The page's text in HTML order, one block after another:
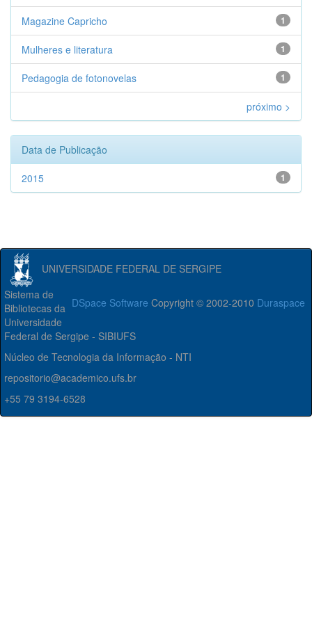
1
Magazine Capricho
1
Mulheres e literatura
1
Pedagogia de fotonovelas
próximo >
Data de Publicação
1
2015
UNIVERSIDADE FEDERAL DE SERGIPE
DSpace Software Copyright © 2002-2010 Duraspace
Sistema de
Bibliotecas da
Universidade
Federal de Sergipe - SIBIUFS
Núcleo de Tecnologia da Informação - NTI
repositorio@academico.ufs.br
+55 79 3194-6528